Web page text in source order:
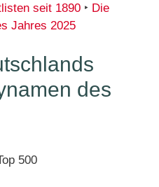
seit 1890 ‣ Die
Jahres 2025
des